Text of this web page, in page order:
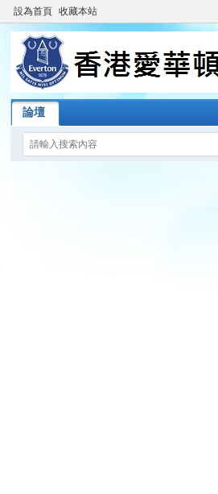
設為首頁 收藏本站
論壇